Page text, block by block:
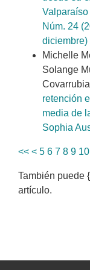
Núm. 24
diciembre)
Michelle
Solange
retención
media de
Sophia
<< < 5 6 7 8 9 10
También puede
artículo.